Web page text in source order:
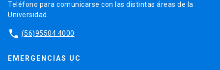
Teléfono para comunicarse con las distintas áreas de la
Universidad.
phone (56)95504 4000
EMERGENCIAS UC